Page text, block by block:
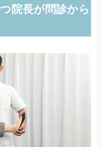
院長が問診から